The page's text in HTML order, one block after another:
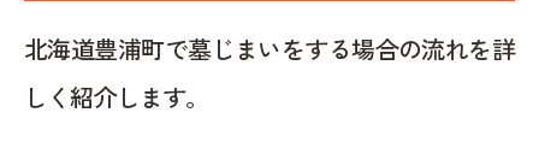
北海道豊浦町で墓じまいをする場合の流れを詳
しく紹介します。